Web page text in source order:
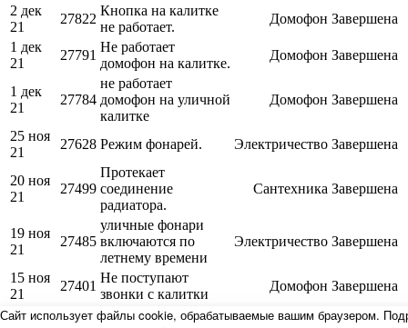
2 дек
21
27822
Кнопка на калитке
не работает.
Домофон Завершена
1 дек
21
27791
Не работает
домофон на калитке.
Домофон Завершена
1 дек
21
27784
не работает
домофон на уличной
калитке
Домофон Завершена
25 ноя
21
27628 Режим фонарей. Электричество Завершена
20 ноя
21
27499
Протекает
соединение
радиатора.
Сантехника Завершена
19 ноя
21
27485
уличные фонари
включаются по
летнему времени
Электричество Завершена
15 ноя
21
27401
Не поступают
звонки с калитки
Домофон Завершена
9 ноя
27319
Заменить вводный
Сантехника Завершена
Сайт использует файлы cookie, обрабатываемые вашим браузером.